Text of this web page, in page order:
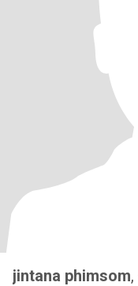
jintana phimsom